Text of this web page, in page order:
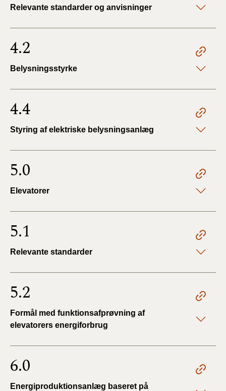
Relevante standarder og anvisninger
4.2
Belysningsstyrke
4.4
Styring af elektriske belysningsanlæg
5.0
Elevatorer
5.1
Relevante standarder
5.2
Formål med funktionsafprøvning af
elevatorers energiforbrug
6.0
Energiproduktionsanlæg baseret på